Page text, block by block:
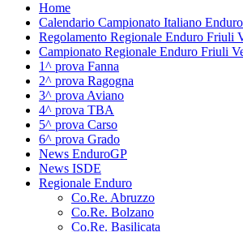
Home
Calendario Campionato Italiano
Regolamento Regionale Enduro Friuli
Campionato Regionale Enduro Friuli
1^ prova Fanna
2^ prova Ragogna
3^ prova Aviano
4^ prova TBA
5^ prova Carso
6^ prova Grado
News EnduroGP
News ISDE
Regionale Enduro
Co.Re. Abruzzo
Co.Re. Bolzano
Co.Re. Basilicata